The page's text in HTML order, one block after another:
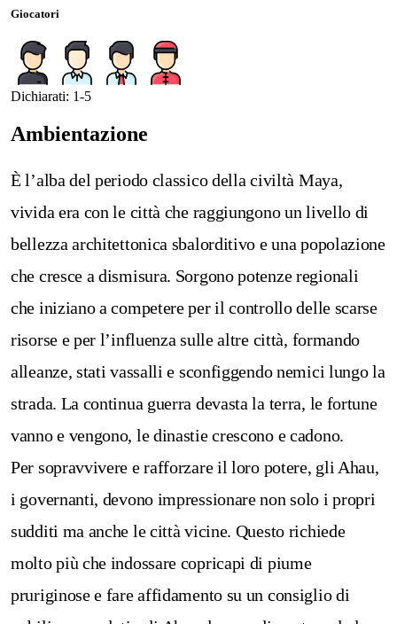
Giocatori
Dichiarati: 1-5
Ambientazione
È l’alba del periodo classico della civiltà Maya,
vivida era con le città che raggiungono un livello di
bellezza architettonica sbalorditivo e una popolazione
che cresce a dismisura. Sorgono potenze regionali
che iniziano a competere per il controllo delle scarse
risorse e per l’influenza sulle altre città, formando
alleanze, stati vassalli e sconfiggendo nemici lungo la
strada. La continua guerra devasta la terra, le fortune
vanno e vengono, le dinastie crescono e cadono.
Per sopravvivere e rafforzare il loro potere, gli Ahau,
i governanti, devono impressionare non solo i propri
sudditi ma anche le città vicine. Questo richiede
molto più che indossare copricapi di piume
pruriginose e fare affidamento su un consiglio di